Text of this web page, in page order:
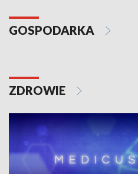
GOSPODARKA
ZDROWIE